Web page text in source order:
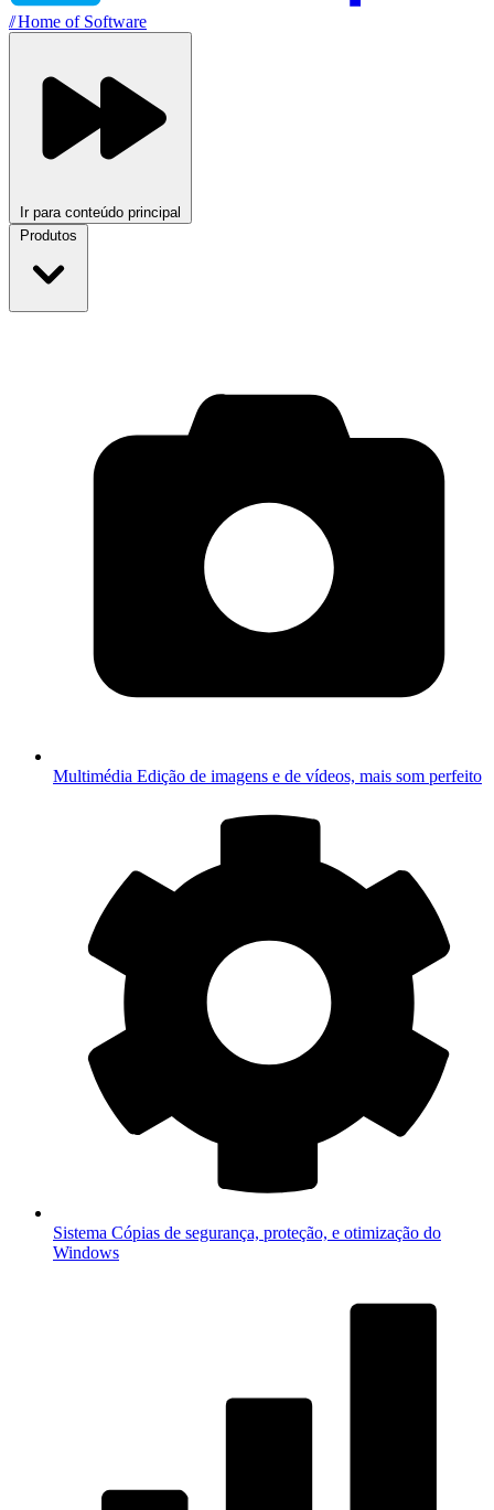
//Home of Software
Ir para conteúdo principal
Produtos
Multimédia Edição de imagens e de vídeos, mais som perfeito
Sistema Cópias de segurança, proteção, e otimização do
Windows